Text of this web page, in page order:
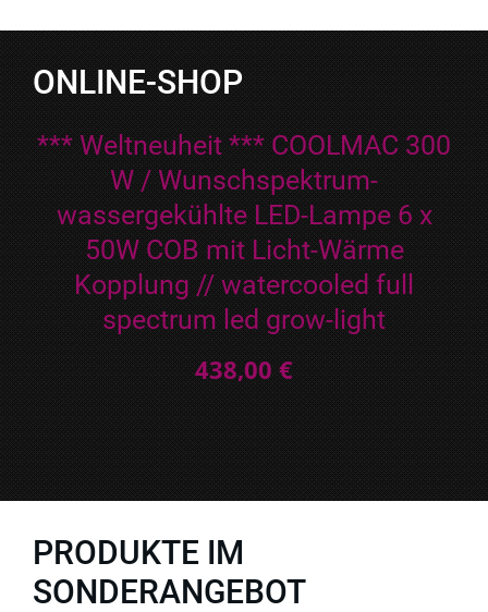
ONLINE-SHOP
*** Weltneuheit *** COOLMAC 300
W / Wunschspektrum-
wassergekühlte LED-Lampe 6 x
50W COB mit Licht-Wärme
Kopplung // watercooled full
spectrum led grow-light
438,00 €
PRODUKTE IM
SONDERANGEBOT